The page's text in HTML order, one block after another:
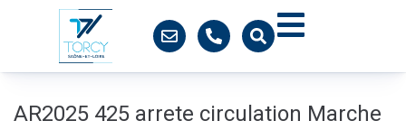
AR2025 425 arrete circulation Marche